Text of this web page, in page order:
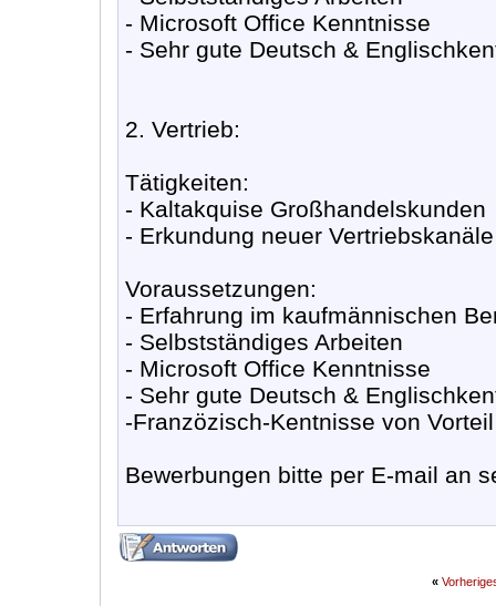
- Microsoft Office Kenntnisse
- Sehr gute Deutsch &
2. Vertrieb:
Tätigkeiten:
- Kaltakquise Großhandelskunden
- Erkundung neuer Vertriebskanäle
Voraussetzungen:
- Erfahrung im kaufmännischen
- Selbstständiges Arbeiten
- Microsoft Office Kenntnisse
- Sehr gute Deutsch &
-Franzözisch-Kentnisse von Vorteil
Bewerbungen bitte per E-mail an
«